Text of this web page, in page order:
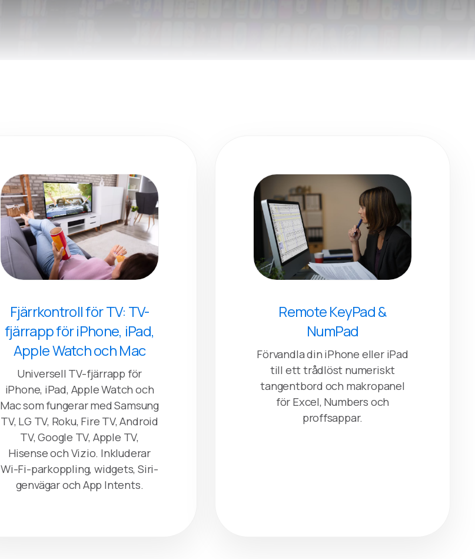
Fjärrkontroll för TV: TV-
fjärrapp för iPhone, iPad,
Apple Watch och Mac
Universell TV-fjärrapp för
iPhone, iPad, Apple Watch och
Mac som fungerar med Samsung
TV, LG TV, Roku, Fire TV, Android
TV, Google TV, Apple TV,
Hisense och Vizio. Inkluderar
Wi-Fi-parkoppling, widgets, Siri-
genvägar och App Intents.
Remote KeyPad &
NumPad
Förvandla din iPhone eller iPad
till ett trådlöst numeriskt
tangentbord och makropanel
för Excel, Numbers och
proffsappar.